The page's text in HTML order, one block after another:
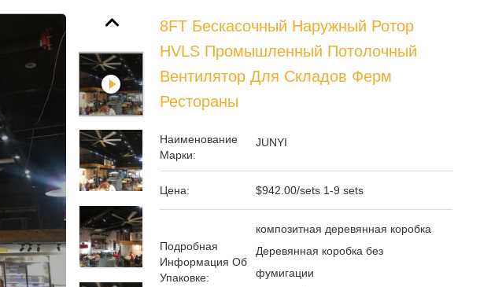
8FT Бескасочный Наружный Ротор
HVLS Промышленный Потолочный
Вентилятор Для Складов Ферм
Рестораны
Наименование
Марки:
JUNYI
Цена: $942.00/sets 1-9 sets
Подробная
Информация Об
Упаковке:
композитная деревянная коробка
Деревянная коробка без
фумигации